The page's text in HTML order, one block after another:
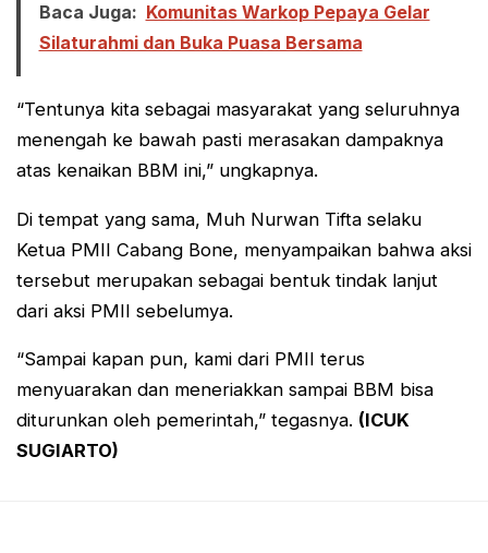
Baca Juga: Komunitas Warkop Pepaya Gelar
Silaturahmi dan Buka Puasa Bersama
“Tentunya kita sebagai masyarakat yang seluruhnya
menengah ke bawah pasti merasakan dampaknya
atas kenaikan BBM ini,” ungkapnya.
Di tempat yang sama, Muh Nurwan Tifta selaku
Ketua PMII Cabang Bone, menyampaikan bahwa aksi
tersebut merupakan sebagai bentuk tindak lanjut
dari aksi PMII sebelumya.
“Sampai kapan pun, kami dari PMII terus
menyuarakan dan meneriakkan sampai BBM bisa
diturunkan oleh pemerintah,” tegasnya. (ICUK
SUGIARTO)